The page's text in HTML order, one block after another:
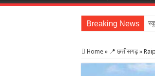
Breaking News
Home » 📍 छत्तीसगढ़ »